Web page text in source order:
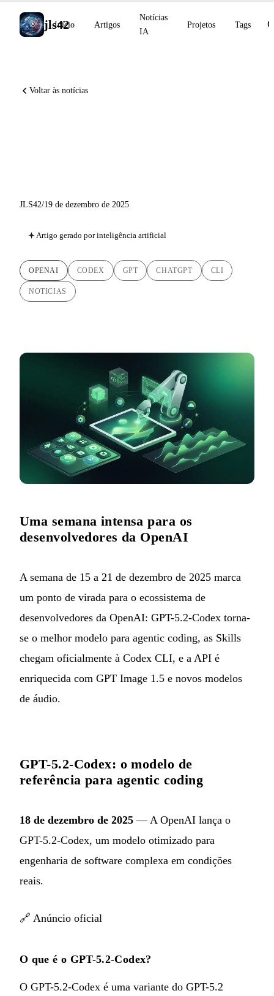
jls42
Início Artigos
Notícias
IA
Projetos Tags
Voltar às notícias
JLS42/19 de dezembro de 2025
Artigo gerado por inteligência artificial
OPENAI CODEX GPT CHATGPT CLI
NOTICIAS
Uma semana intensa para os
desenvolvedores da OpenAI
A semana de 15 a 21 de dezembro de 2025 marca
um ponto de virada para o ecossistema de
desenvolvedores da OpenAI: GPT-5.2-Codex torna-
se o melhor modelo para agentic coding, as Skills
chegam oficialmente à Codex CLI, e a API é
enriquecida com GPT Image 1.5 e novos modelos
de áudio.
GPT-5.2-Codex: o modelo de
referência para agentic coding
18 de dezembro de 2025 — A OpenAI lança o
GPT-5.2-Codex, um modelo otimizado para
engenharia de software complexa em condições
reais.
🔗 Anúncio oficial
O que é o GPT-5.2-Codex?
O GPT-5.2-Codex é uma variante do GPT-5.2